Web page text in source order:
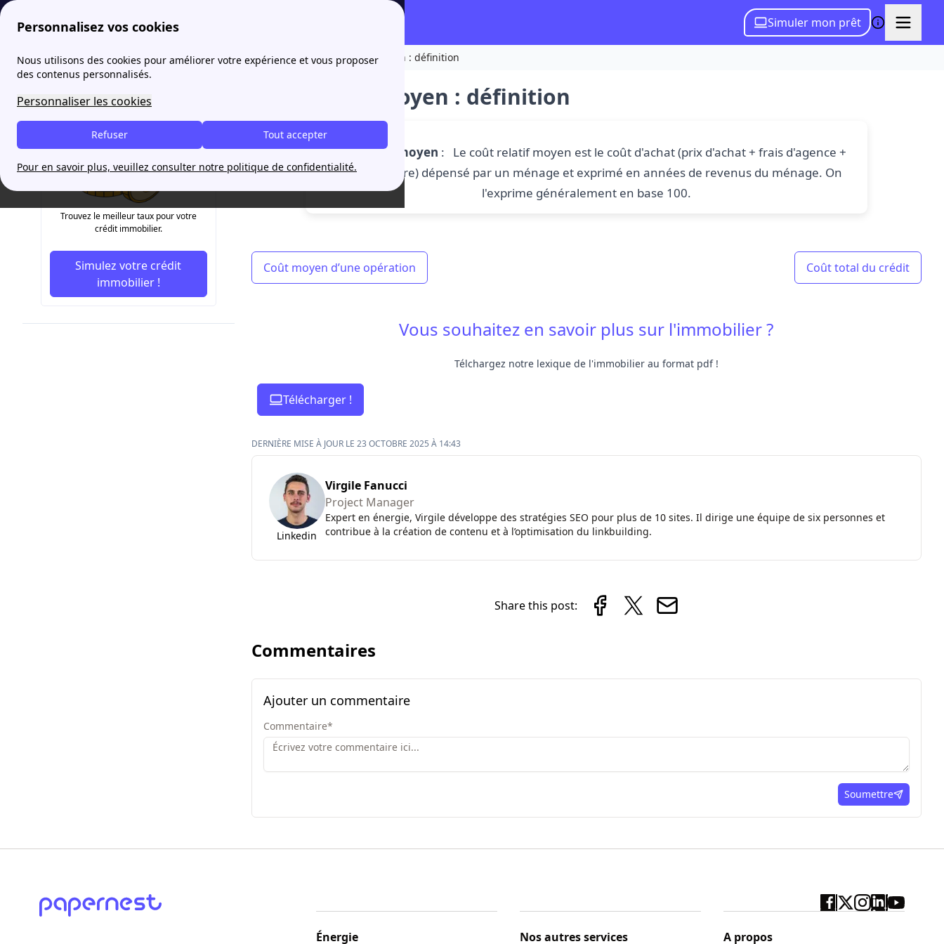
Personnalisez vos cookies
Nous utilisons des cookies pour améliorer votre expérience et vous proposer
des contenus personnalisés.
Personnaliser les cookies
Tout accepter
Refuser
Pour en savoir plus, veuillez consulter notre politique de confidentialité.
Simuler mon prêt
papernest MoreLexique de l'immobilier: définitions de A à C Coût relatif moyen : définition
Trouvez le meilleur taux pour votre
crédit immobilier.
Simulez votre crédit
immobilier !
Coût relatif moyen : définition
Coût relatif moyen : Le coût relatif moyen est le coût d'achat (prix d'achat + frais d'agence +
frais de notaire) dépensé par un ménage et exprimé en années de revenus du ménage. On
l'exprime généralement en base 100.
Coût moyen d’une opération Coût total du crédit
Vous souhaitez en savoir plus sur l'immobilier ?
Télchargez notre lexique de l'immobilier au format pdf !
Télécharger !
DERNIÈRE MISE À JOUR LE 23 OCTOBRE 2025 À 14:43
Linkedin
Virgile Fanucci
Project Manager
Expert en énergie, Virgile développe des stratégies SEO pour plus de 10 sites. Il dirige une équipe de six personnes et
contribue à la création de contenu et à l’optimisation du linkbuilding.
Share this post:
Commentaires
Ajouter un commentaire
Commentaire*
Soumettre
Énergie Nos autres services A propos